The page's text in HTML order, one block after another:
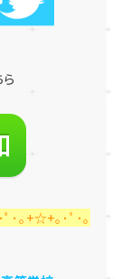
･｡+☆+｡･ﾟ･｡